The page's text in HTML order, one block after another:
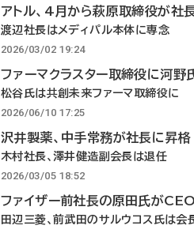
アトル、4月から萩原取締役が社
渡辺社長はメディパル本体に専念
2026/03/02 19:24
ファーマクラスター取締役に河野
松谷氏は共創未来ファーマ取締役に
2026/06/10 17:25
沢井製薬、中手常務が社長に昇格
木村社長、澤井健造副会長は退任
2026/03/05 18:52
ファイザー前社長の原田氏が
田辺三菱、前武田のサルウコス氏は会